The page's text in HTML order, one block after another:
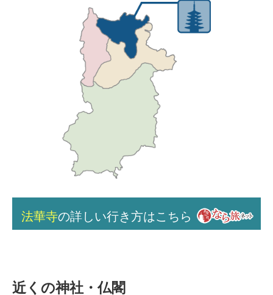
法華寺の詳しい行き方はこちら
近くの神社・仏閣